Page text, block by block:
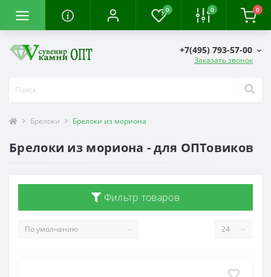
0 0 0
+7(495) 793-57-00
Заказать звонок
Брелоки Брелоки из мориона
Брелоки из мориона - для ОПТовиков
Фильтр товаров